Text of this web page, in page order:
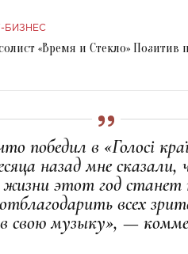
БИЗНЕС
«Время и Стекло»
победил в «Голосі
назад мне
жизни этот год
всех
свою музыку», —